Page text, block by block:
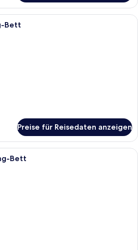
Ein Hotelzimmer mit einem großen
Bett
Preise für Reisedaten anzeigen
Ein Hotelzimmer mit einem großen
Bett